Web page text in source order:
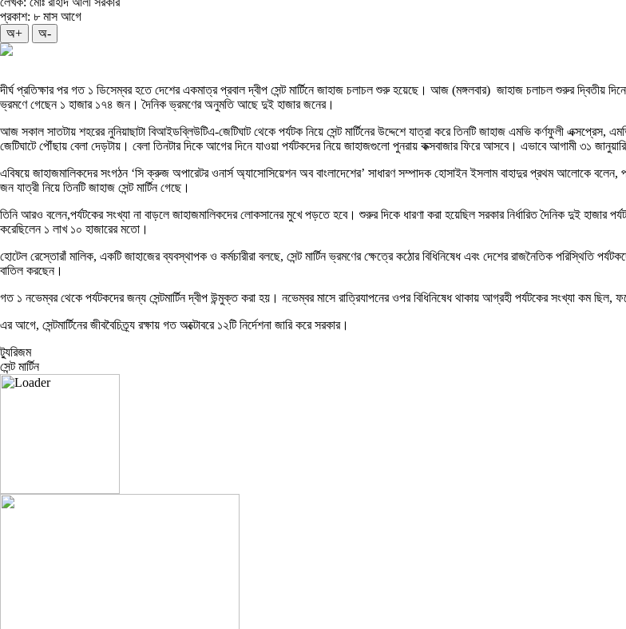
প্রকাশ: ৮ মাস আগে
অ+
অ-
দীর্ঘ প্রতিক্ষার পর গত ১ ডিসেম্বর হতে দেশের একমাত্র প্রবাল দ্বীপ সেন্ট মার্টিনে জাহাজ চলাচল শুরু হয়েছে। আজ (মঙ্গলবার) জাহাজ চলাচল শুরুর দ্বিতীয়
ভ্রমণে গেছেন ১ হাজার ১৭৪ জন। দৈনিক ভ্রমণের অনুমতি আছে দুই হাজার জনের।
আজ সকাল সাতটায় শহরের নুনিয়াছাটা বিআইডব্লিউটিএ-জেটিঘাট থেকে পর্যটক নিয়ে সেন্ট মার্টিনের উদ্দেশে যাত্রা করে তিনটি জাহাজ এমভি কর্ণফুলী এক্সপ্রেস,
জেটিঘাটে পৌঁছায় বেলা দেড়টায়। বেলা তিনটার দিকে আগের দিনে যাওয়া পর্যটকদের নিয়ে জাহাজগুলো পুনরায় কক্সবাজার ফিরে আসবে। এভাবে আগামী ৩১
এবিষয়ে জাহাজমালিকদের সংগঠন ‘সি ক্রুজ অপারেটর ওনার্স অ্যাসোসিয়েশন অব বাংলাদেশের’ সাধারণ সম্পাদক হোসাইন ইসলাম বাহাদুর প্রথম আলোকে
জন যাত্রী নিয়ে তিনটি জাহাজ সেন্ট মার্টিন গেছে।
তিনি আরও বলেন,পর্যটকের সংখ্যা না বাড়লে জাহাজমালিকদের লোকসানের মুখে পড়তে হবে। শুরুর দিকে ধারণা করা হয়েছিল সরকার নির্ধারিত দৈনিক দুই হাজার
করেছিলেন ১ লাখ ১০ হাজারের মতো।
হোটেল রেস্তোরাঁ মালিক, একটি জাহাজের ব্যবস্থাপক ও কর্মচারীরা বলছে, সেন্ট মার্টিন ভ্রমণের ক্ষেত্রে কঠোর বিধিনিষেধ এবং দেশের রাজনৈতিক
বাতিল করছেন।
গত ১ নভেম্বর থেকে পর্যটকদের জন্য সেন্টমার্টিন দ্বীপ উন্মুক্ত করা হয়। নভেম্বর মাসে রাত্রিযাপনের ওপর বিধিনিষেধ থাকায় আগ্রহী পর্যটকের সংখ্যা কম ছিল,
এর আগে, সেন্টমার্টিনের জীববৈচিত্র্য রক্ষায় গত অক্টোবরে ১২টি নির্দেশনা জারি করে সরকার।
ট্যুরিজম
সেন্ট মার্টিন